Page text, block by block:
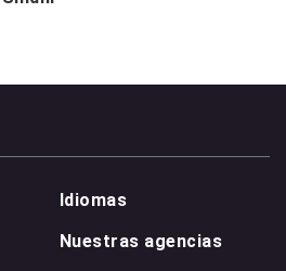
Idiomas
Nuestras agencias